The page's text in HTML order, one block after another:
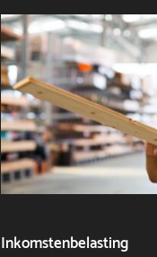
Inkomstenbelasting